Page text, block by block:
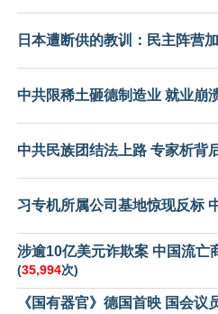
日本遭断供的教训：民主阵营
中共限稀土砸德制造业 就业崩
中共民族团结法上路 专家析背
习专机所属公司基地惊现反标
涉逾10亿美元诈欺案 中国流亡
(35,994次)
《国有器官》德国首映 国会议